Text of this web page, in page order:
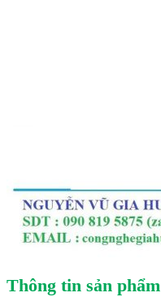
Thông tin sản phẩm